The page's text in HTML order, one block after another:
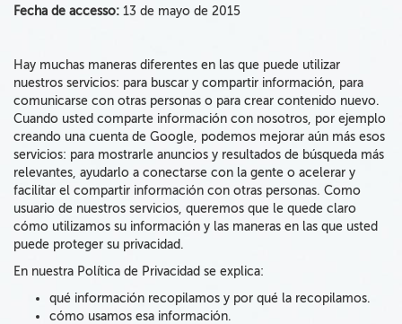
Fecha de accesso: 13 de mayo de 2015
Hay muchas maneras diferentes en las que puede utilizar
nuestros servicios: para buscar y compartir información, para
comunicarse con otras personas o para crear contenido nuevo.
Cuando usted comparte información con nosotros, por ejemplo
creando una cuenta de Google, podemos mejorar aún más esos
servicios: para mostrarle anuncios y resultados de búsqueda más
relevantes, ayudarlo a conectarse con la gente o acelerar y
facilitar el compartir información con otras personas. Como
usuario de nuestros servicios, queremos que le quede claro
cómo utilizamos su información y las maneras en las que usted
puede proteger su privacidad.
En nuestra Política de Privacidad se explica:
qué información recopilamos y por qué la recopilamos.
cómo usamos esa información.